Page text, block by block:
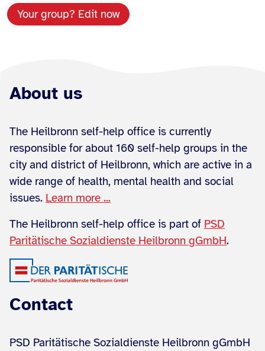
Your group? Edit now
About us
The Heilbronn self-help office is currently
responsible for about 160 self-help groups in the
city and district of Heilbronn, which are active in a
wide range of health, mental health and social
issues. Learn more ...
The Heilbronn self-help office is part of PSD
Paritätische Sozialdienste Heilbronn gGmbH.
Contact
PSD Paritätische Sozialdienste Heilbronn gGmbH